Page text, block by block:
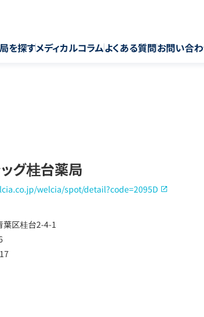
を探すメディカルコラムよくある質問お問い合
グ桂台薬局
welcia/spot/detail?code=2095D
葉区桂台2-4-1